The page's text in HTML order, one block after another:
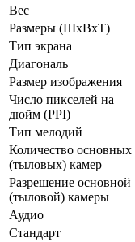
Вес
Размеры (ШxВxТ)
Тип экрана
Диагональ
Размер изображения
Число пикселей на
дюйм (PPI)
Тип мелодий
Количество основных
(тыловых) камер
Разрешение основной
(тыловой) камеры
Аудио
Стандарт